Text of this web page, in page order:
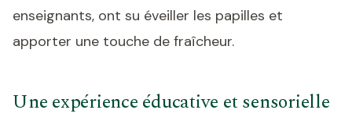
enseignants, ont su éveiller les papilles et
apporter une touche de fraîcheur.
Une expérience éducative et sensorielle